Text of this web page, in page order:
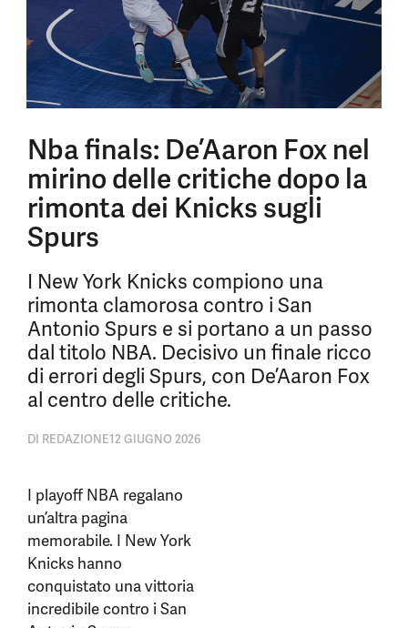
Nba finals: De’Aaron Fox nel
mirino delle critiche dopo la
rimonta dei Knicks sugli
Spurs
I New York Knicks compiono una
rimonta clamorosa contro i San
Antonio Spurs e si portano a un passo
dal titolo NBA. Decisivo un finale ricco
di errori degli Spurs, con De’Aaron Fox
al centro delle critiche.
DI REDAZIONE12 GIUGNO 2026
I playoff NBA regalano
un’altra pagina
memorabile. I New York
Knicks hanno
conquistato una vittoria
incredibile contro i San